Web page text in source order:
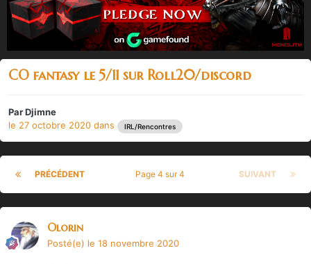
CO fantasy le 5/11 sur Roll20/discord
ParDjimne
le 27 octobre 2020 dans IRL/Rencontres
PRÉCÉDENT SUIVANT
Page 4 sur 4
Olorin
Posté(e) le 18 novembre 2020